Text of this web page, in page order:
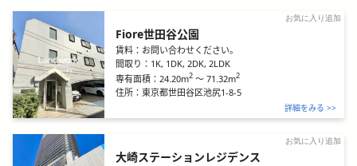
お気に入り追加
Fiore世田谷公園
賃料： お問い合わせください。
間取り： 1K, 1DK, 2DK, 2LDK
専有面積：24.20m2 ～ 71.32m2
住所：東京都世田谷区池尻1-8-5
詳細をみる >>
お気に入り追加
大崎ステーションレジデンス